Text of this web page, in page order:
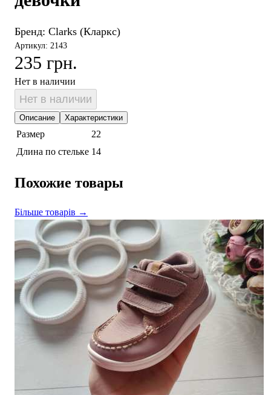
Бренд: Clarks (Кларкс)
Артикул: 2143
235 грн.
Нет в наличии
Нет в наличии
Описание Характеристики
Размер
22
Длина по стельке 14
Похожие товары
Більше товарів →